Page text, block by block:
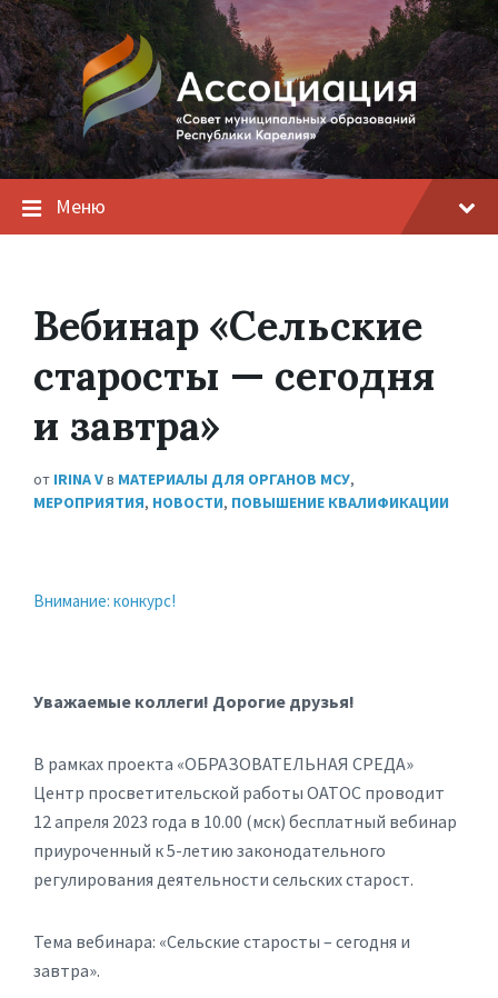
Меню
Вебинар «Сельские
старосты — сегодня
и завтра»
от IRINA Vв МАТЕРИАЛЫ ДЛЯ ОРГАНОВ МСУ,
МЕРОПРИЯТИЯ, НОВОСТИ, ПОВЫШЕНИЕ КВАЛИФИКАЦИИ
Внимание: конкурс!
Уважаемые коллеги! Дорогие друзья!
В рамках проекта «ОБРАЗОВАТЕЛЬНАЯ СРЕДА»
Центр просветительской работы ОАТОС проводит
12 апреля 2023 года в 10.00 (мск) бесплатный вебинар
приуроченный к 5-летию законодательного
регулирования деятельности сельских старост.
Тема вебинара: «Сельские старосты – сегодня и
завтра».